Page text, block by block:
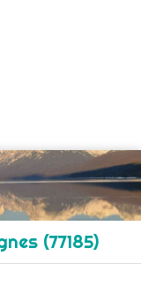
(77185)